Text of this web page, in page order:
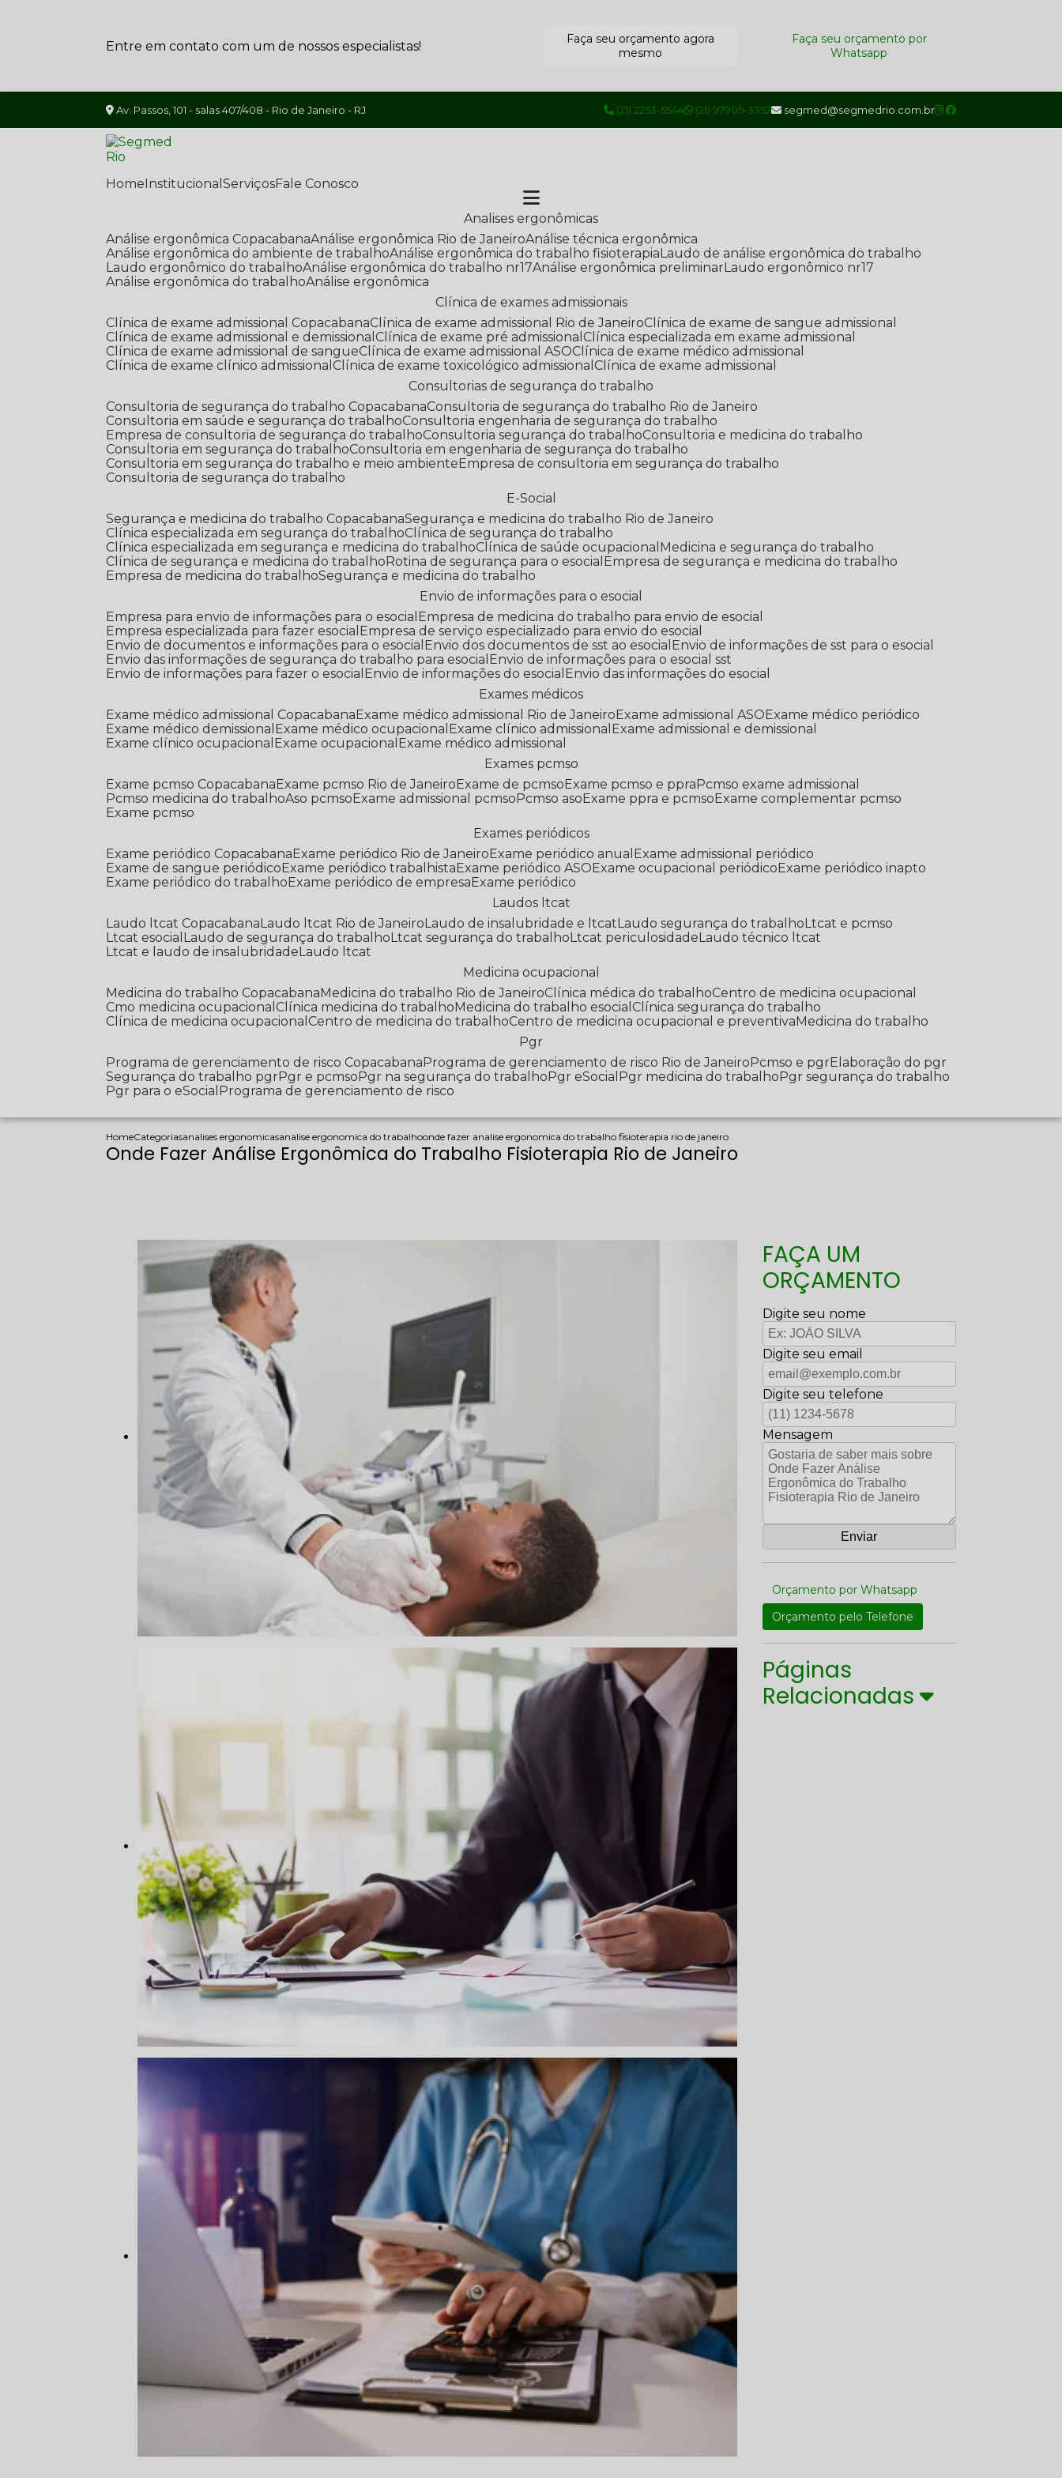
Entre em contato com um de nossos especialistas!
Faça seu orçamento agora
mesmo
Faça seu orçamento por
Whatsapp
Av. Passos, 101 - salas 407/408 - Rio de Janeiro - RJ (21) 2253-5544 (21) 97905-3352 segmed@segmedrio.com.br
Home Institucional Serviços Fale Conosco
Analises ergonômicas
Análise ergonômica Copacabana Análise ergonômica Rio de Janeiro Análise técnica ergonômica
Análise ergonômica do ambiente de trabalho Análise ergonômica do trabalho fisioterapia Laudo de análise ergonômica do trabalho
Laudo ergonômico do trabalho Análise ergonômica do trabalho nr17 Análise ergonômica preliminar Laudo ergonômico nr17
Análise ergonômica do trabalho Análise ergonômica
Clínica de exames admissionais
Clínica de exame admissional Copacabana
Clínica de exame admissional Rio de Janeiro
Clínica de exame de sangue admissional
Clínica de exame admissional e demissional
Clínica de exame pré admissional
Clínica especializada em exame admissional
Clínica de exame admissional de sangue
Clínica de exame admissional ASO
Clínica de exame médico admissional
Clínica de exame clínico admissional
Clínica de exame toxicológico admissional
Clínica de exame admissional
Consultorias de segurança do trabalho
Consultoria de segurança do trabalho Copacabana
Consultoria de segurança do trabalho Rio de Janeiro
Consultoria em saúde e segurança do trabalho
Consultoria engenharia de segurança do trabalho
Empresa de consultoria de segurança do trabalho
Consultoria segurança do trabalho
Consultoria e medicina do trabalho
Consultoria em segurança do trabalho
Consultoria em engenharia de segurança do trabalho
Consultoria em segurança do trabalho e meio ambiente
Empresa de consultoria em segurança do trabalho
Consultoria de segurança do trabalho
E-Social
Segurança e medicina do trabalho Copacabana Segurança e medicina do trabalho Rio de Janeiro
Clínica especializada em segurança do trabalho
Clínica de segurança do trabalho
Clínica especializada em segurança e medicina do trabalho
Clínica de saúde ocupacional
Medicina e segurança do trabalho
Clínica de segurança e medicina do trabalho
Rotina de segurança para o esocial
Empresa de segurança e medicina do trabalho
Empresa de medicina do trabalho Segurança e medicina do trabalho
Envio de informações para o esocial
Empresa para envio de informações para o esocial
Empresa de medicina do trabalho para envio de esocial
Empresa especializada para fazer esocial
Empresa de serviço especializado para envio do esocial
Envio de documentos e informações para o esocial
Envio dos documentos de sst ao esocial
Envio de informações de sst para o esocial
Envio das informações de segurança do trabalho para esocial
Envio de informações para o esocial sst
Envio de informações para fazer o esocial
Envio de informações do esocial
Envio das informações do esocial
Exames médicos
Exame médico admissional Copacabana
Exame médico admissional Rio de Janeiro Exame admissional ASO
Exame médico periódico
Exame médico demissional
Exame médico ocupacional Exame clínico admissional
Exame admissional e demissional
Exame clínico ocupacional
Exame ocupacional
Exame médico admissional
Exames pcmso
Exame pcmso Copacabana
Exame pcmso Rio de Janeiro Exame de pcmso Exame pcmso e ppra
Pcmso exame admissional
Pcmso medicina do trabalho Aso pcmso Exame admissional pcmso Pcmso aso Exame ppra e pcmso
Exame complementar pcmso
Exame pcmso
Exames periódicos
Exame periódico Copacabana
Exame periódico Rio de Janeiro Exame periódico anual
Exame admissional periódico
Exame de sangue periódico
Exame periódico trabalhista Exame periódico ASO Exame ocupacional periódico
Exame periódico inapto
Exame periódico do trabalho
Exame periódico de empresa
Exame periódico
Laudos ltcat
Laudo ltcat Copacabana Laudo ltcat Rio de Janeiro Laudo de insalubridade e ltcat Laudo segurança do trabalho Ltcat e pcmso
Ltcat esocial
Laudo de segurança do trabalho Ltcat segurança do trabalho Ltcat periculosidade Laudo técnico ltcat
Ltcat e laudo de insalubridade Laudo ltcat
Medicina ocupacional
Medicina do trabalho Copacabana
Medicina do trabalho Rio de Janeiro Clínica médica do trabalho
Centro de medicina ocupacional
Cmo medicina ocupacional
Clínica medicina do trabalho Medicina do trabalho esocial
Clínica segurança do trabalho
Clínica de medicina ocupacional
Centro de medicina do trabalho Centro de medicina ocupacional e preventiva
Medicina do trabalho
Pgr
Programa de gerenciamento de risco Copacabana
Programa de gerenciamento de risco Rio de Janeiro Pcmso e pgr
Elaboração do pgr
Segurança do trabalho pgr
Pgr e pcmso Pgr na segurança do trabalho Pgr eSocial Pgr medicina do trabalho
Pgr segurança do trabalho
Pgr para o eSocial
Programa de gerenciamento de risco
HomeCategoriasanalises ergonomicasanalise ergonomica do trabalhoonde fazer analise ergonomica do trabalho fisioterapia rio de janeiro
Onde Fazer Análise Ergonômica do Trabalho Fisioterapia Rio de Janeiro
FAÇA UM
ORÇAMENTO
Digite seu nome
Digite seu email
Digite seu telefone
Mensagem
Orçamento por Whatsapp
Orçamento pelo Telefone
Páginas
Relacionadas